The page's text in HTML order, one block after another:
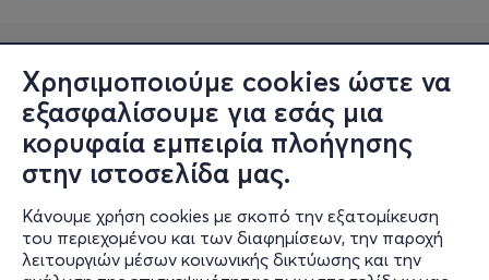
Χρησιμοποιούμε cookies ώστε να
εξασφαλίσουμε για εσάς μια
κορυφαία εμπειρία πλοήγησης
στην ιστοσελίδα μας.
Κάνουμε χρήση cookies με σκοπό την εξατομίκευση
του περιεχομένου και των διαφημίσεων, την παροχή
λειτουργιών μέσων κοινωνικής δικτύωσης και την
Πληροφορίες